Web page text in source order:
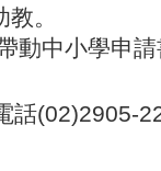
。
動中小學申請
話(02)2905-